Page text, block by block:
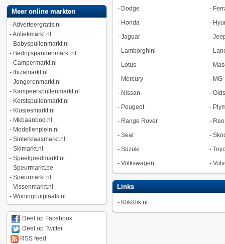
Meer online markten
-Adverteergratis.nl
-Antiekmarkt.nl
- Babyspullenmarkt.nl
- Bedrijfspandenmarkt.nl
- Campermarkt.nl
- Ibizamarkt.nl
- Jongerenmarkt.nl
- Kampeerspullenmarkt.nl
- Kerstspullenmarkt.nl
- Klusjesmarkt.nl
- Mkbaanbod.nl
- Modellenplein.nl
- Sinterklaasmarkt.nl
- Skimarkt.nl
- Speelgoedmarkt.nl
- Speurmarkt.be
- Speurmarkt.nl
- Vissenmarkt.nl
- Woningruilplaats.nl
Deel op Facebook
Deel op Twitter
RSS feed
- Dodge -
- Honda -
- Jaguar -
- Lamborghini -
- Lotus -
- Mercury - MG
- Nissan -
- Peugeot -
- Range Rover -
- Seat -
- Suzuki -
- Volkswagen -
Links
- KlikKlik.nl